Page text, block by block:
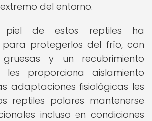
del entorno.
piel de estos reptiles ha
para protegerlos del frío, con
y un recubrimiento
les proporciona aislamiento
adaptaciones fisiológicas les
reptiles polares mantenerse
incluso en condiciones